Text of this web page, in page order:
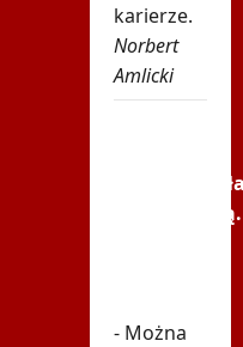
karierze.
Norbert
Amlicki
Niewiadomą.
- Można